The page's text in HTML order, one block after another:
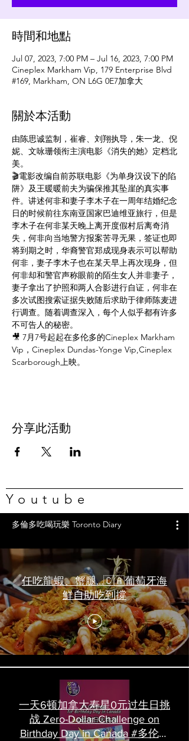
時間和地點
Jul 07, 2023, 7:00 PM – Jul 16, 2023, 7:00 PM
Cineplex Markham Vip, 179 Enterprise Blvd
#169, Markham, ON L6G 0E7加拿大
關於本活動
由陈思诚监制，崔睿、刘翔执导，朱一龙、倪
妮、文咏珊领衔主演电影《消失的她》定档北
美。⠀
🎬電影改编自前苏联电影《为单身汉设下的陷
阱》及王暖暖前夫为骗保推其坠崖的真实事
件。讲述何非和妻子李木子在一周年结婚纪念
日的时候前往东南亚国家巴迪维亚旅行，但是
李木子在何非某天晚上离开度假村后离奇消
失，何非向当地警方报案苦寻无果，签证也即
将到期之时，华裔警官郑成现身表示可以帮助
何非，妻子李木子也在某天早上再次现身，但
何非却和警官声称眼前的陌生女人并非妻子，
妻子拿出了护照和两人合影进行自证，何非在
多次试图搜索证据失败随后求助于律师陈麦进
行调查。随着调查深入，每个人似乎都有许多
不可告人的秘密。
🎥 7月7号起起在多伦多的Cineplex Markham
Vip，Cineplex Dundas-Yonge Vip,Cineplex
Scarborough上映。
分享此活動
Youtube
多倫多吃喝玩樂 Toronto Diary
任吃龍蝦、蟹腿…🇨🇦葡萄牙海
鮮自助吃到撐
一天6顿加拿大寿星0元过生日挑
战 Zero-Dollar Challenge on
Birthday Day in Canada #多伦多